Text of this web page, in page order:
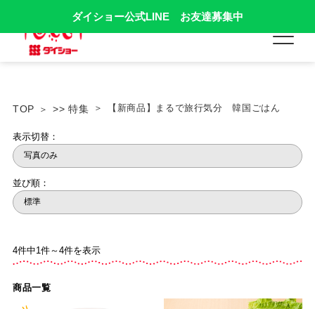
ダイショー公式LINE お友達募集中
TOP >> 特集 【新商品】まるで旅行気分 韓国ごはん
表示切替：
並び順：
4件中1件～4件を表示
商品一覧